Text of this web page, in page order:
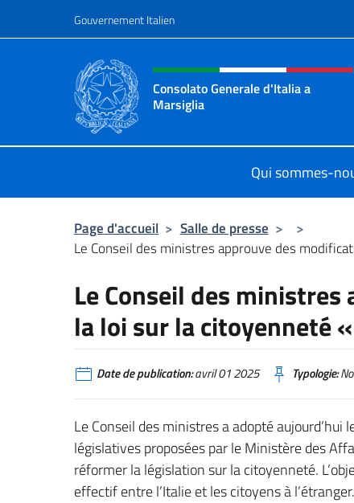
Gouvernement Italien
Site Web, social et en-
Consolato Generale d'Italia a
Marsiglia
Qui sommes-
Page d'accueil > Salle de presse >
>
Le Conseil des ministres approuve des
Le Conseil des
la loi sur la citoyenneté
Date de publication:avril 01 2025 Typologie:
Le Conseil des ministres a adopté
législatives proposées par le Ministère des
réformer la législation sur la citoyenneté.
effectif entre l’Italie et les citoyens à l’étranger.